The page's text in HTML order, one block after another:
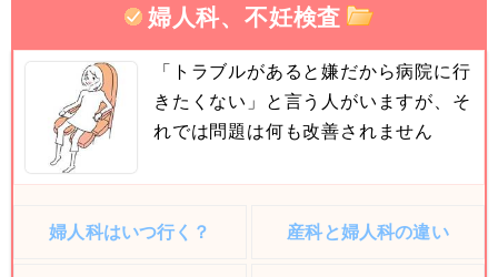
婦人科、不妊検査
「トラブルがあると嫌だから病院に行
きたくない」と言う人がいますが、そ
れでは問題は何も改善されません
婦人科はいつ行く？ 産科と婦人科の違い